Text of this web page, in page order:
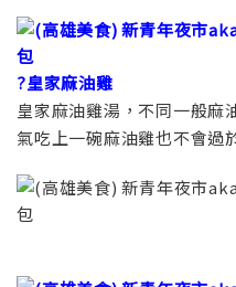
?皇家麻油雞
皇家麻油雞湯，不同一般麻
氣吃上一碗麻油雞也不會過